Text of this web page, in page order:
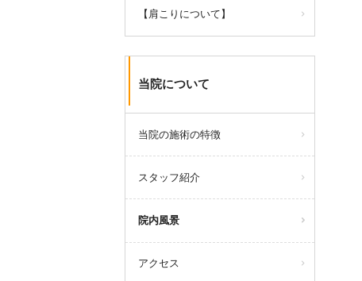
【肩こりについて】
当院について
当院の施術の特徴
スタッフ紹介
院内風景
アクセス